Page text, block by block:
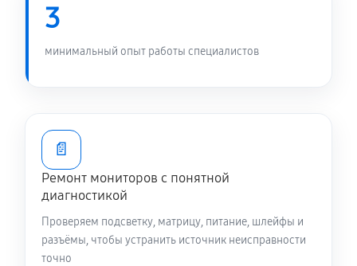
3
минимальный опыт работы специалистов
📄
Ремонт мониторов с понятной
диагностикой
Проверяем подсветку, матрицу, питание, шлейфы и
разъёмы, чтобы устранить источник неисправности
точно